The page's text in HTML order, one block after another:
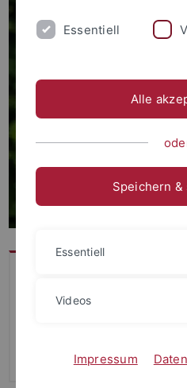
University of Tübingen
Email-address: anna.levina
Essentiell
Alle
Speichern
Essentiell
Videos
Impressum